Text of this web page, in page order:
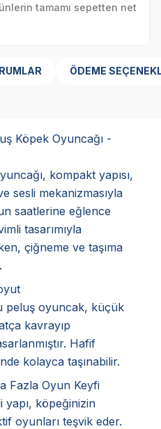
tamamı sepetten net
ÖDEME
Köpek Oyuncağı -
kompakt yapısı,
sesli mekanizmasıyla
saatlerine eğlence
tasarımıyla
çiğneme ve taşıma
peluş oyuncak, küçük
kavrayıp
Hafif
kolayca taşınabilir.
Fazla Oyun Keyfi
yapı, köpeğinizin
oyunları teşvik eder.